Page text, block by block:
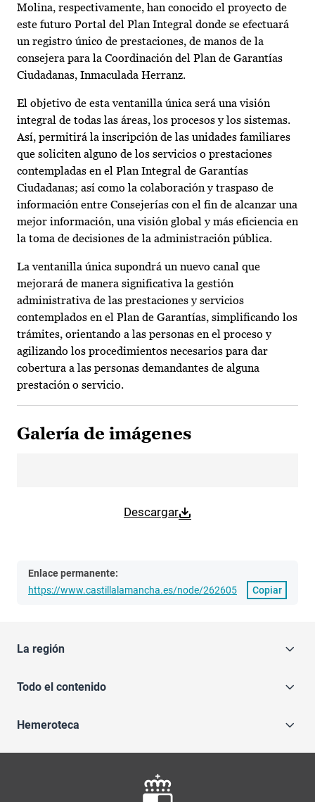
Molina, respectivamente, han conocido el proyecto de
este futuro Portal del Plan Integral donde se efectuará
un registro único de prestaciones, de manos de la
consejera para la Coordinación del Plan de Garantías
Ciudadanas, Inmaculada Herranz.
El objetivo de esta ventanilla única será una visión
integral de todas las áreas, los procesos y los sistemas.
Así, permitirá la inscripción de las unidades familiares
que soliciten alguno de los servicios o prestaciones
contempladas en el Plan Integral de Garantías
Ciudadanas; así como la colaboración y traspaso de
información entre Consejerías con el fin de alcanzar una
mejor información, una visión global y más eficiencia en
la toma de decisiones de la administración pública.
La ventanilla única supondrá un nuevo canal que
mejorará de manera significativa la gestión
administrativa de las prestaciones y servicios
contemplados en el Plan de Garantías, simplificando los
trámites, orientando a las personas en el proceso y
agilizando los procedimientos necesarios para dar
cobertura a las personas demandantes de alguna
prestación o servicio.
Galería de imágenes
Descargar
Enlace permanente:
https://www.castillalamancha.es/node/262605
Copiar
La región
Todo el contenido
Hemeroteca